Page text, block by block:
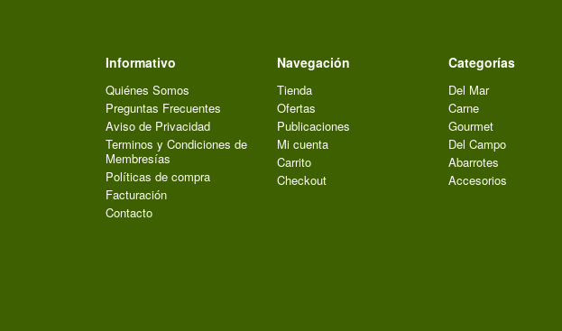
Informativo
Quiénes Somos
Preguntas Frecuentes
Aviso de Privacidad
Terminos y Condiciones de
Membresías
Políticas de compra
Facturación
Contacto
Navegación
Tienda
Ofertas
Publicaciones
Mi cuenta
Carrito
Checkout
Categorías
Del Mar
Carne
Gourmet
Del Campo
Abarrotes
Accesorios